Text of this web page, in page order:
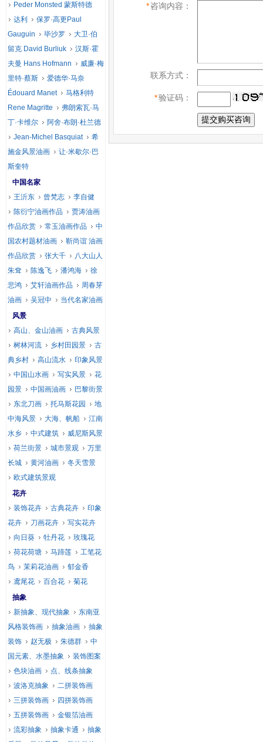
*咨询内容：
联系方式：
*验证码：
Peder Monsted 蒙斯特德
达利
保罗·高更Paul
Gauguin
毕沙罗
大卫·伯
留克 David Burliuk
汉斯·霍
夫曼 Hans Hofmann
威廉·梅
里特·蔡斯
爱德华·马奈
Édouard Manet
马格利特
Rene Magritte
弗朗索瓦·马
丁·卡维尔
阿舍·布朗·杜兰德
Jean-Michel Basquiat
希
施金风景油画
让·米歇尔·巴
斯奎特
中国名家
王沂东
曾梵志
李自健
陈衍宁油画作品
贾涛油画
作品欣赏
常玉油画作品
中
国农村题材油画
靳尚谊 油画
作品欣赏
张大千
八大山人
朱耷
陈逸飞 潘鸿海
徐
悲鸿
艾轩油画作品
周春芽
油画
吴冠中
当代名家油画
风景
高山、金山油画
古典风景
树林河流
乡村田园景
古
典乡村
高山流水
印象风景
中国山水画
写实风景
花
园景
中国画油画
巴黎街景
东北刀画
托马斯花园
地
中海风景
大海、帆船
江南
水乡
中式建筑
威尼斯风景
荷兰街景
城市景观
万里
长城
黄河油画
冬天雪景
欧式建筑景观
花卉
装饰花卉
古典花卉
印象
花卉
刀画花卉
写实花卉
向日葵
牡丹花
玫瑰花
荷花荷塘
马蹄莲
工笔花
鸟
茉莉花油画
郁金香
鸢尾花
百合花
菊花
抽象
新抽象、现代抽象
东南亚
风格装饰画
抽象油画
抽象
装饰
赵无极 朱德群
中
国元素、水墨抽象
装饰图案
色块油画
点、线条抽象
波洛克抽象
二拼装饰画
三拼装饰画
四拼装饰画
五拼装饰画
金银箔油画
流彩抽象
抽象卡通
抽象